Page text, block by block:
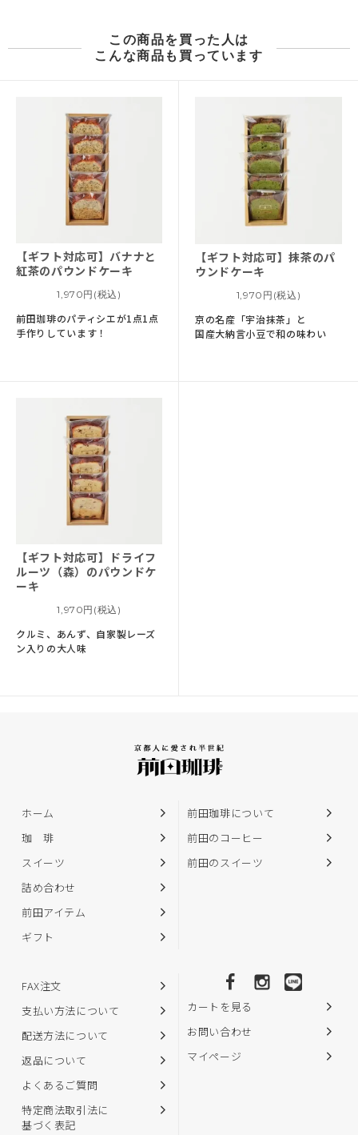
この商品を買った人は
こんな商品も買っています
【ギフト対応可】 バナナと
紅茶のパウンドケーキ
1,970円(税込)
前田珈琲のパティシエが1点1点
手作りしています！
【ギフト対応可】抹茶のパ
ウンドケーキ
1,970円(税込)
京の名産「宇治抹茶」と
国産大納言小豆で和の味わい
【ギフト対応可】 ドライフ
ルーツ（森）のパウンドケ
ーキ
1,970円(税込)
クルミ、あんず、自家製レーズ
ン入りの大人味
ホーム
珈 琲
スイーツ
詰め合わせ
前田アイテム
ギフト
前田珈琲について
前田のコーヒー
前田のスイーツ
FAX注文
支払い方法について
配送方法について
返品について
よくあるご質問
特定商法取引法に
基づく表記
カートを見る
お問い合わせ
マイページ